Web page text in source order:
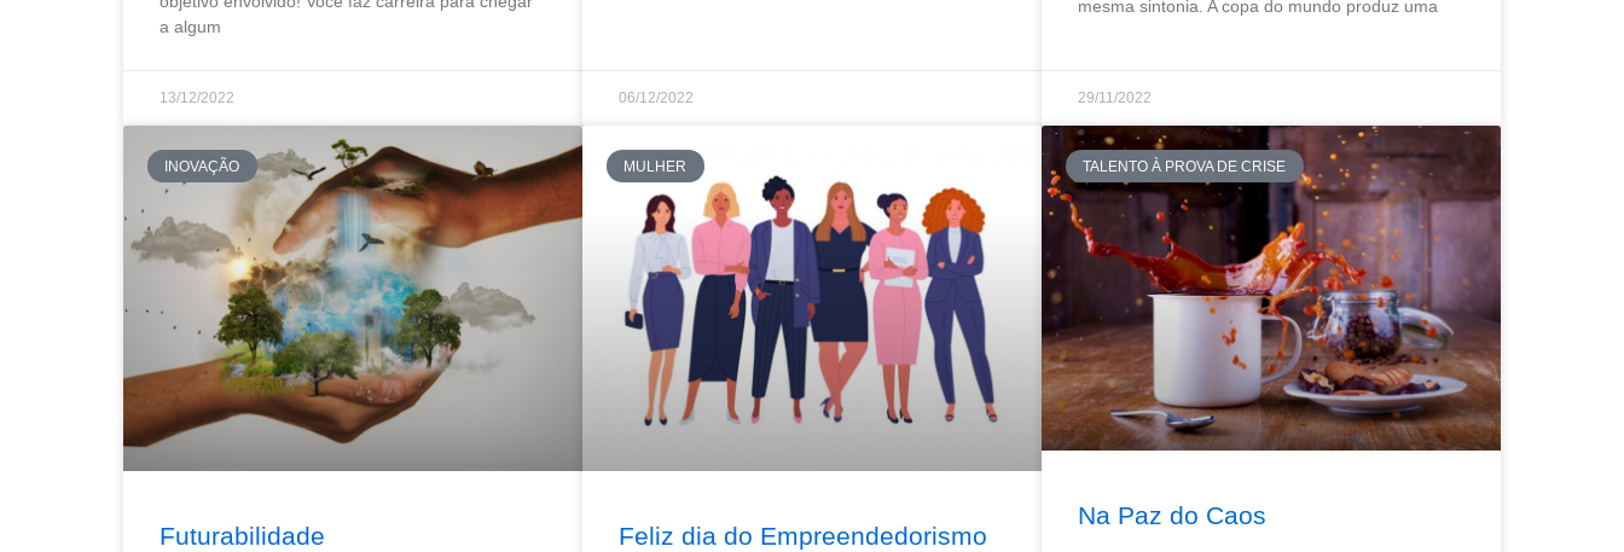
a algum
13/12/2022 06/12/2022
mesma sintonia. A copa do mundo produz uma
29/11/2022
INOVAÇÃO
Futurabilidade
MULHER
Feliz dia do Empreendedorismo
TALENTO À PROVA DE CRISE
Na Paz do Caos